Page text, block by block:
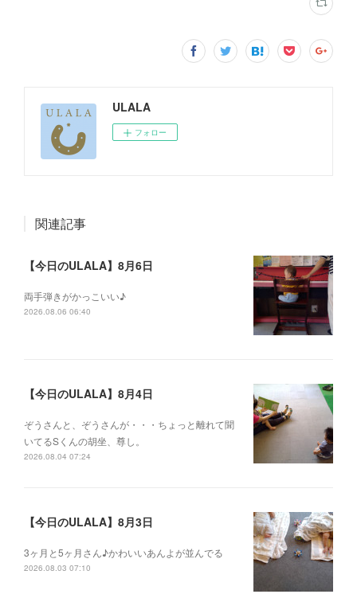
ULALA
フォロー
関連記事
【今日のULALA】8月6日
両手弾きがかっこいい♪
2026.08.06 06:40
【今日のULALA】8月4日
ぞうさんと、ぞうさんが・・・ちょっと離れて聞
いてるSくんの胡坐、尊し。
2026.08.04 07:24
【今日のULALA】8月3日
3ヶ月と5ヶ月さん♪かわいいあんよが並んでる
2026.08.03 07:10